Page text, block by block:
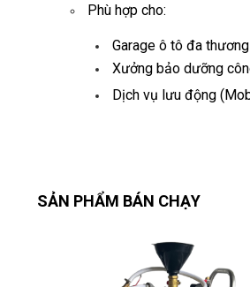
Phù hợp cho:
Garage ô tô đa
Xưởng bảo dưỡng
Dịch vụ lưu động
Áp suất làm việc tiêu
Đường kính phễu lên
Điều chỉnh độ cao
SẢN PHẨM BÁN CHẠY